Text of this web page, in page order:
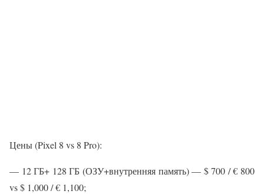
Цены (Pixel 8 vs 8 Pro):
— 12 ГБ+ 128 ГБ (ОЗУ+внутренняя память) — $ 700 / € 800
vs $ 1,000 / € 1,100;